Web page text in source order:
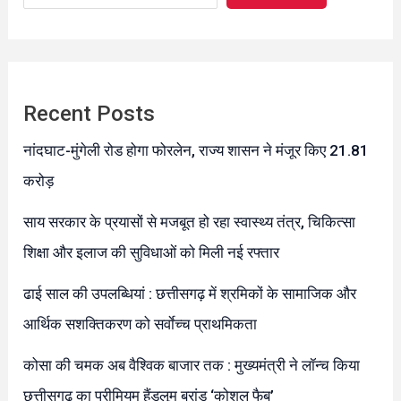
Recent Posts
नांदघाट-मुंगेली रोड होगा फोरलेन, राज्य शासन ने मंजूर किए 21.81
करोड़
साय सरकार के प्रयासों से मजबूत हो रहा स्वास्थ्य तंत्र, चिकित्सा
शिक्षा और इलाज की सुविधाओं को मिली नई रफ्तार
ढाई साल की उपलब्धियां : छत्तीसगढ़ में श्रमिकों के सामाजिक और
आर्थिक सशक्तिकरण को सर्वाेच्च प्राथमिकता
कोसा की चमक अब वैश्विक बाजार तक : मुख्यमंत्री ने लॉन्च किया
छत्तीसगढ़ का प्रीमियम हैंडलूम ब्रांड ‘कोशल फैब’